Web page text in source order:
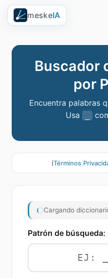
meskeIA
Buscador
por
Encuentra palabras
Usa
ℹ️Términos|
Cargando
Patrón de búsqueda: